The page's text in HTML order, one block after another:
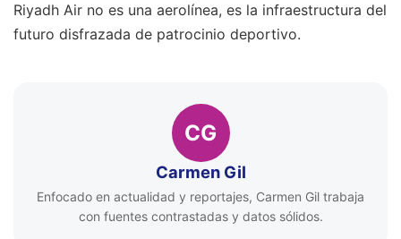
Riyadh Air no es una aerolínea, es la infraestructura del
futuro disfrazada de patrocinio deportivo.
CG
Carmen Gil
Enfocado en actualidad y reportajes, Carmen Gil trabaja
con fuentes contrastadas y datos sólidos.